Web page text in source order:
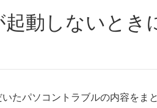
たパソコントラブルの内容をま